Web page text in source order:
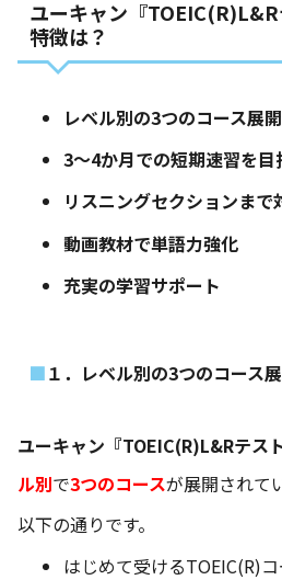
ユーキャン『
特徴は？
レベル別の3つのコース展開
3～4か月での短期速習を目
リスニングセクションまで
動画教材で単語力強化
充実の学習サポート
１．レベル別の3つのコース
ユーキャン『TOEIC(R)L&Rテス
ル別で3つのコースが展開されて
以下の通りです。
はじめて受けるTOEIC(R)コ